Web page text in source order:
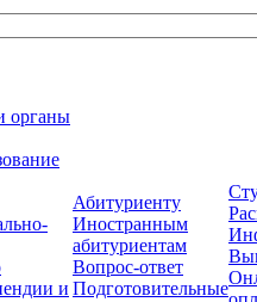
органы
и
Абитуриенту
Иностранным
абитуриентам
Вопрос-ответ
Подготовительные